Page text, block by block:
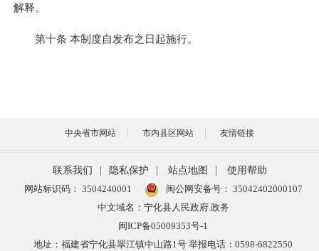
解释。
第十条 本制度自发布之日起施行。
中央省市网站 市内县区网站 友情链接
联系我们 隐私保护 站点地图
使用帮助
网站标识码： 3504240001
闽公网安备号： 35042402000107
中文域名：宁化县人民政府.政务
闽ICP备05009353号-1
地址：福建省宁化县翠江镇中山路1号 举报电话：0598-6822550